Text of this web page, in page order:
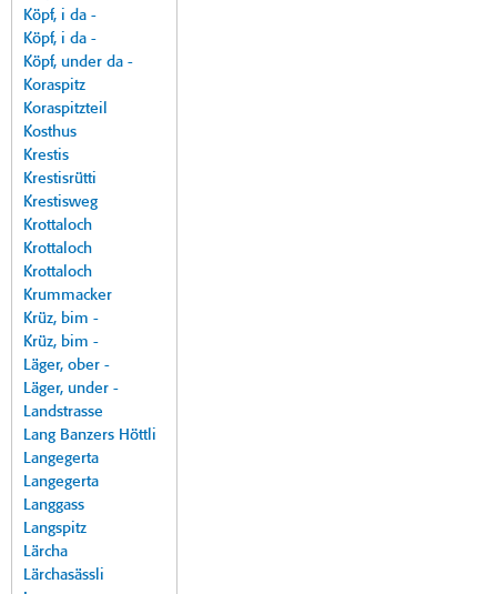
Köpf, i da -
Köpf, i da -
Köpf, under da -
Koraspitz
Koraspitzteil
Kosthus
Krestis
Krestisrütti
Krestisweg
Krottaloch
Krottaloch
Krottaloch
Krummacker
Krüz, bim -
Krüz, bim -
Läger, ober -
Läger, under -
Landstrasse
Lang Banzers Höttli
Langegerta
Langegerta
Langgass
Langspitz
Lärcha
Lärchasässli